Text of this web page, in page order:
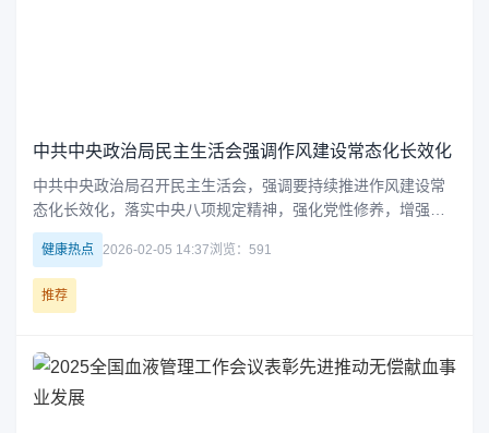
中共中央政治局民主生活会强调作风建设常态化长效化
中共中央政治局召开民主生活会，强调要持续推进作风建设常
态化长效化，落实中央八项规定精神，强化党性修养，增强责
任担当，维护清正廉洁，为实现高质量发展和社会和谐稳定提
供坚强保障。
健康热点 2026-02-05 14:37浏览：591
推荐